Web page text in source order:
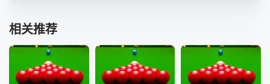
相关推荐